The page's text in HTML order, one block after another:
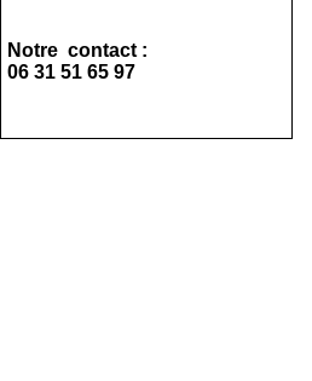
Notre contact :
06 31 51 65 97